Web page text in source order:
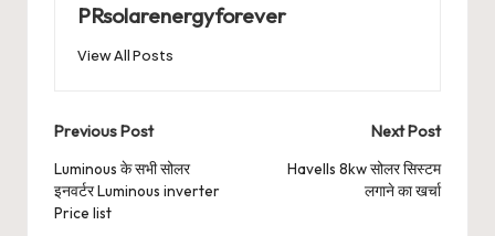
PRsolarenergyforever
View All Posts
Post
navigation
Previous Post
Luminous के सभी सोलर
इनवर्टर Luminous inverter
Price list
Next Post
Havells 8kw सोलर सिस्टम
लगाने का खर्चा